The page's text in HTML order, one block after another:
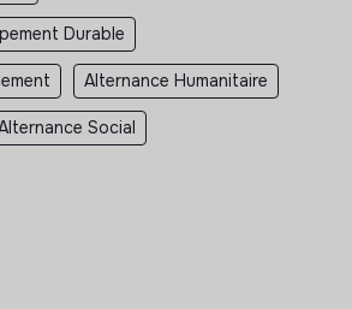
Durable
Alternance Humanitaire
Social